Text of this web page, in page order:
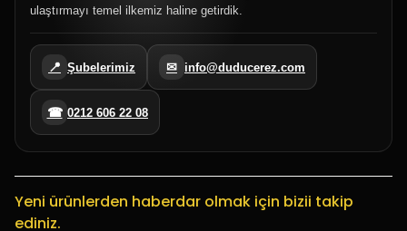
ulaştırmayı temel ilkemiz haline getirdik.
📍 Şubelerimiz ✉ info@duducerez.com
☎ 0212 606 22 08
Yeni ürünlerden haberdar olmak için bizii takip
ediniz.